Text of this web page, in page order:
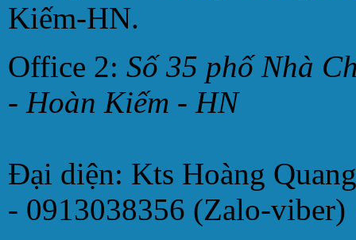
Kiếm-HN.
Office 2: Số 35 phố Nhà
- Hoàn Kiếm - HN
Đại diện: Kts Hoàng
- 0913038356 (Zalo-viber)